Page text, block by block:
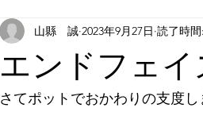
エンドフェ
山縣 誠 2023年9月27日 読了時
さてポットでおかわりの支度し